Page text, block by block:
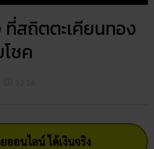
ที่สถิตตะเคียนทอง
ชค
ออนไลน์ ได้เงินจริง